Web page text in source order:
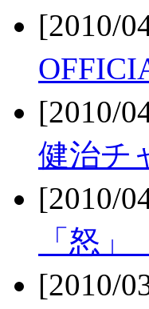
[2010/
[2010/
健治チ
[2010/
「怒
[2010/